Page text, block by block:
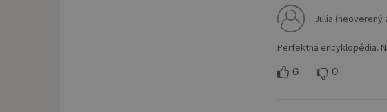
Julia (neoverený
Perfektná encyklopédia.
6 0